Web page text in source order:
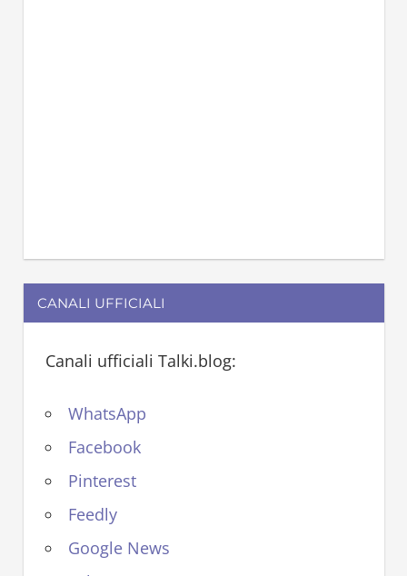
CANALI UFFICIALI
Canali ufficiali Talki.blog:
WhatsApp
Facebook
Pinterest
Feedly
Google News